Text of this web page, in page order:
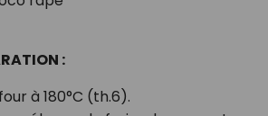
:
à 180°C (th.6).